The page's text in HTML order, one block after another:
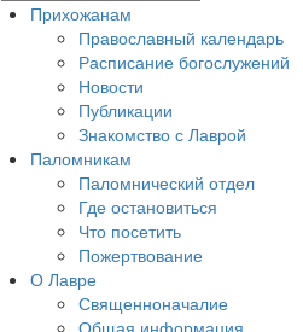
Прихожанам
Православный календарь
Расписание богослужений
Новости
Публикации
Знакомство с Лаврой
Паломникам
Паломнический отдел
Где остановиться
Что посетить
Пожертвование
О Лавре
Священноначалие
Общая информация